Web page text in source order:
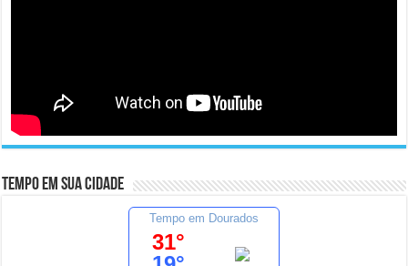
Tempo em sua cidade
Tempo em Dourados
31°